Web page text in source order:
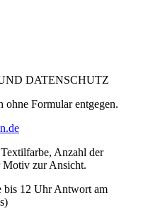
DATENSCHUTZ
ohne Formular entgegen.
Anzahl der
Motiv zur Ansicht.
bis 12 Uhr Antwort am